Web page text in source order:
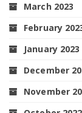
March 2023
February
January 2023
December
November